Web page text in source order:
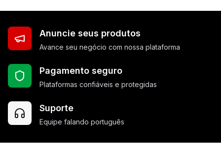
Anuncie seus produtos
Avance seu negócio com nossa plataforma
Pagamento seguro
Plataformas confiáveis e protegidas
Suporte
Equipe falando português